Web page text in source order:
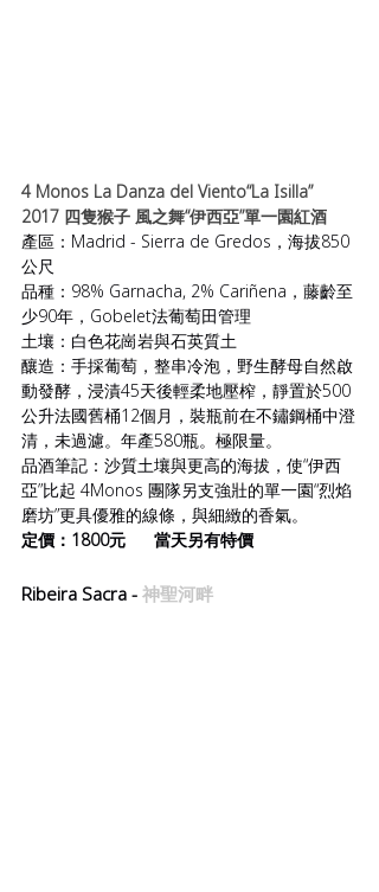
4 Monos La Danza del Viento“La Isilla”
2017 四隻猴子 風之舞“伊西亞”單一園紅酒
產區：Madrid - Sierra de Gredos，海拔850
公尺
品種：98% Garnacha, 2% Cariñena，藤齡至
少90年，Gobelet法葡萄田管理
土壤：白色花崗岩與石英質土
釀造：手採葡萄，整串冷泡，野生酵母自然啟
動發酵，浸漬45天後輕柔地壓榨，靜置於500
公升法國舊桶12個月，裝瓶前在不鏽鋼桶中澄
清，未過濾。年產580瓶。極限量。
品酒筆記：沙質土壤與更高的海拔，使“伊西
亞”比起 4Monos 團隊另支強壯的單一園“烈焰
磨坊”更具優雅的線條，與細緻的香氣。
定價：1800元      當天另有特價
Ribeira Sacra - 神聖河畔